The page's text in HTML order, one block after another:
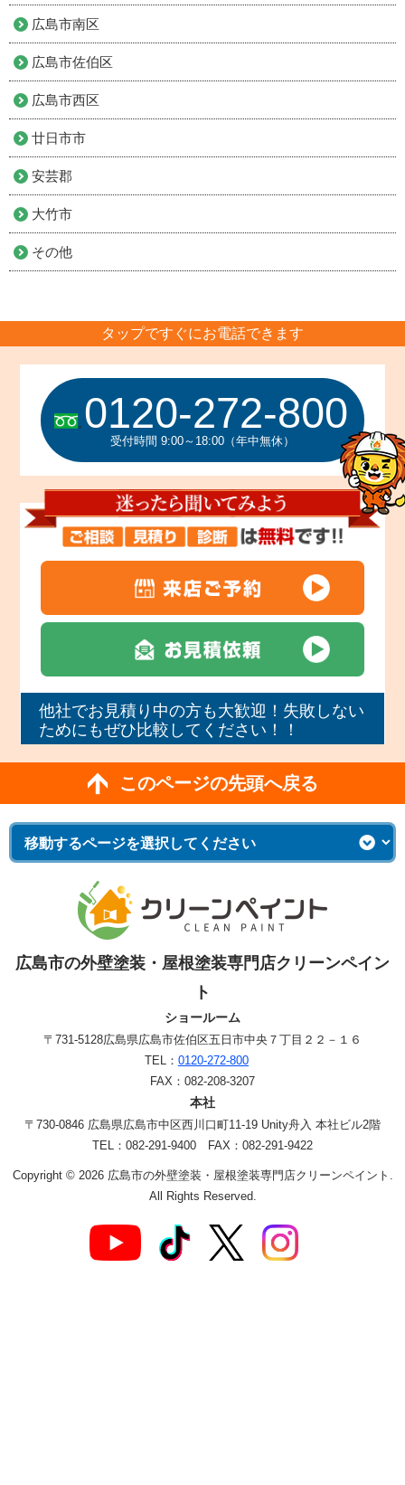
広島市南区
広島市佐伯区
広島市西区
廿日市市
安芸郡
大竹市
その他
タップですぐにお電話できます
0120-272-800
受付時間 9:00～18:00（年中無休）
他社でお見積り中の方も大歓迎！失敗しない
ためにもぜひ比較してください！！
このページの先頭へ戻る
広島市の外壁塗装・屋根塗装専門店クリーンペイン
ト
ショールーム
〒731-5128広島県広島市佐伯区五日市中央７丁目２２－１６
TEL： 0120-272-800
FAX：082-208-3207
本社
〒730-0846 広島県広島市中区西川口町11-19 Unity舟入 本社ビル2階
TEL：082-291-9400 FAX：082-291-9422
Copyright © 2026 広島市の外壁塗装・屋根塗装専門店クリーンペイント.
All Rights Reserved.